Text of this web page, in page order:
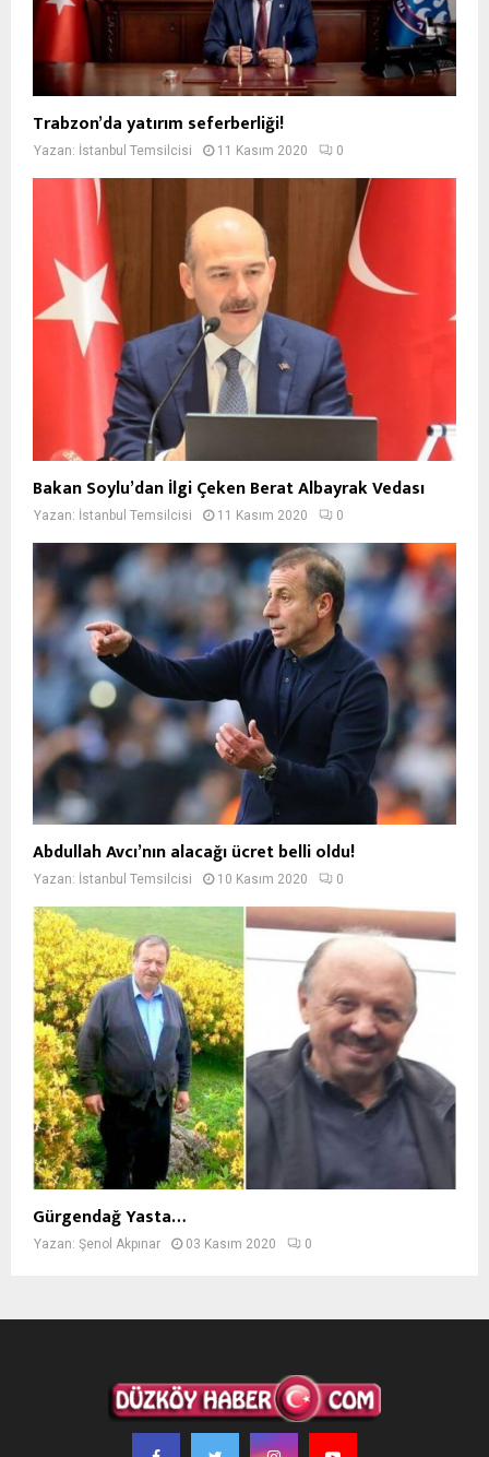
Trabzon’da yatırım seferberliği!
Yazan: İstanbul Temsilcisi 11 Kasım 2020 0
Bakan Soylu’dan İlgi Çeken Berat Albayrak Vedası
Yazan: İstanbul Temsilcisi 11 Kasım 2020 0
Abdullah Avcı’nın alacağı ücret belli oldu!
Yazan: İstanbul Temsilcisi 10 Kasım 2020 0
Gürgendağ Yasta…
Yazan: Şenol Akpınar 03 Kasım 2020 0